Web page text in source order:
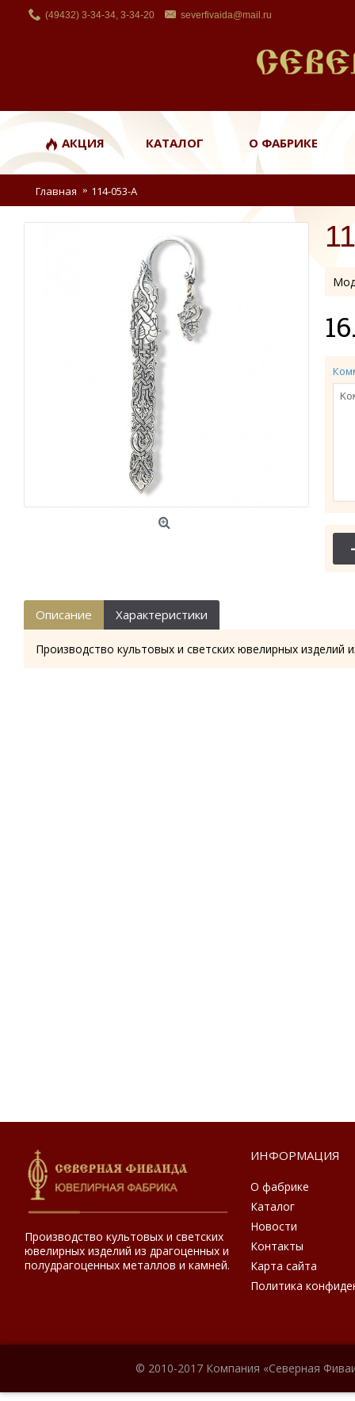
(49432) 3-34-34, 3-34-20 severfivaida@mail.ru
АКЦИЯ КАТАЛОГ О ФАБРИКЕ
Главная 114-053-А
-
Описание Характеристики
Производство культовых и светских ювелирных изделий
Производство культовых и светских
ювелирных изделий из драгоценных и
полудрагоценных металлов и камней.
ИНФОРМАЦИЯ
О фабрике
Каталог
Новости
Контакты
Карта сайта
Политика
© 2010-2017 Компания «Северная